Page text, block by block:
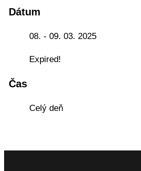
Dátum
08. - 09. 03. 2025
Expired!
Čas
Celý deň